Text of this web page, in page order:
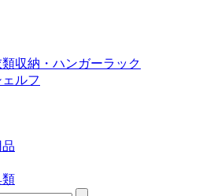
類収納・ハンガーラック
ェルフ